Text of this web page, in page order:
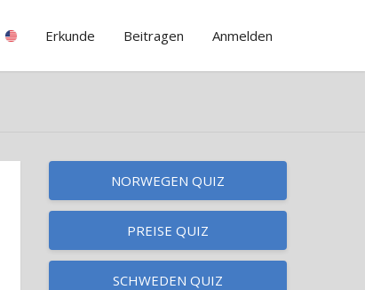
Erkunde Beitragen Anmelden
NORWEGEN QUIZ
PREISE QUIZ
SCHWEDEN QUIZ